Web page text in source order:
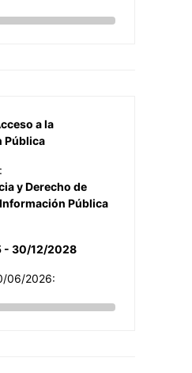
a la
Pública
y Derecho de
Pública
- 30/12/2028
06/2026: